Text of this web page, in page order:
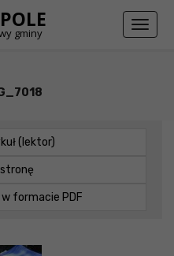
gminy
Toggle
(lektor)
formacie PDF